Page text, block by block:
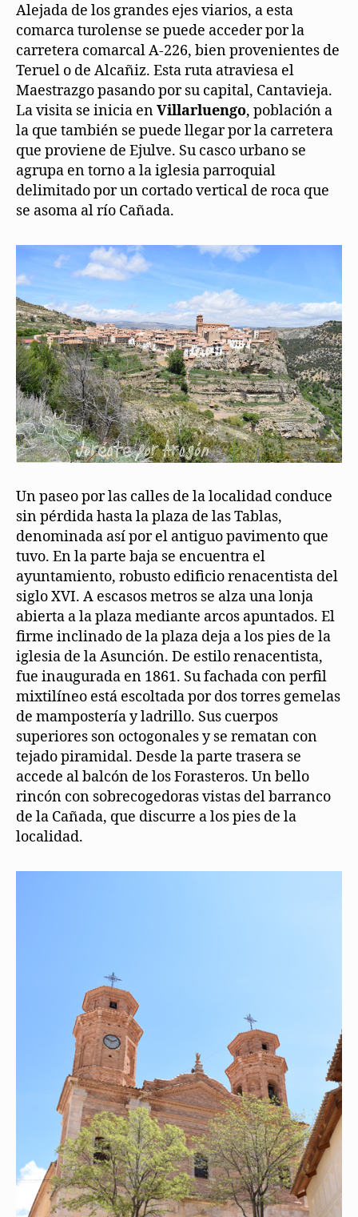
Alejada de los grandes ejes viarios, a esta
comarca turolense se puede acceder por la
carretera comarcal A-226, bien provenientes de
Teruel o de Alcañiz. Esta ruta atraviesa el
Maestrazgo pasando por su capital, Cantavieja.
La visita se inicia enVillarluengo, población a
la que también se puede llegar por la carretera
que proviene de Ejulve. Su casco urbano se
agrupa en torno a la iglesia parroquial
delimitado por un cortado vertical de roca que
se asoma al río Cañada.
Un paseo por las calles de la localidad conduce
sin pérdida hasta la plaza de las Tablas,
denominada así por el antiguo pavimento que
tuvo. En la parte baja se encuentra el
ayuntamiento, robusto edificio renacentista del
siglo XVI. A escasos metros se alza una lonja
abierta a la plaza mediante arcos apuntados. El
firme inclinado de la plaza deja a los pies de la
iglesia de la Asunción. De estilo renacentista,
fue inaugurada en 1861. Su fachada con perfil
mixtilíneo está escoltada por dos torres gemelas
de mampostería y ladrillo. Sus cuerpos
superiores son octogonales y se rematan con
tejado piramidal. Desde la parte trasera se
accede al balcón de los Forasteros. Un bello
rincón con sobrecogedoras vistas del barranco
de la Cañada, que discurre a los pies de la
localidad.